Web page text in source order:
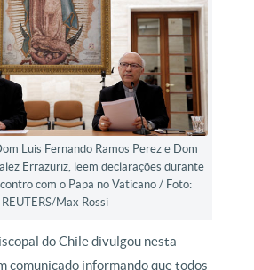
Luis Fernando Ramos Perez e Dom
Errazuriz, leem declarações durante
com o Papa no Vaticano / Foto:
REUTERS/Max Rossi
do Chile divulgou nesta
comunicado informando que todos